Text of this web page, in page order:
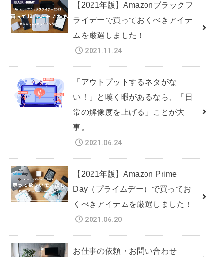
【2021年版】Amazonブラックフ
ライデーで買っておくべきアイテ
ムを厳選しました！
2021.11.24
「アウトプットするネタがな
い！」と嘆く暇があるなら、「日
常の解像度を上げる」ことが大
事。
2021.06.24
【2021年版】Amazon Prime
Day（プライムデー）で買ってお
くべきアイテムを厳選しました！
2021.06.20
お仕事の依頼・お問い合わせ